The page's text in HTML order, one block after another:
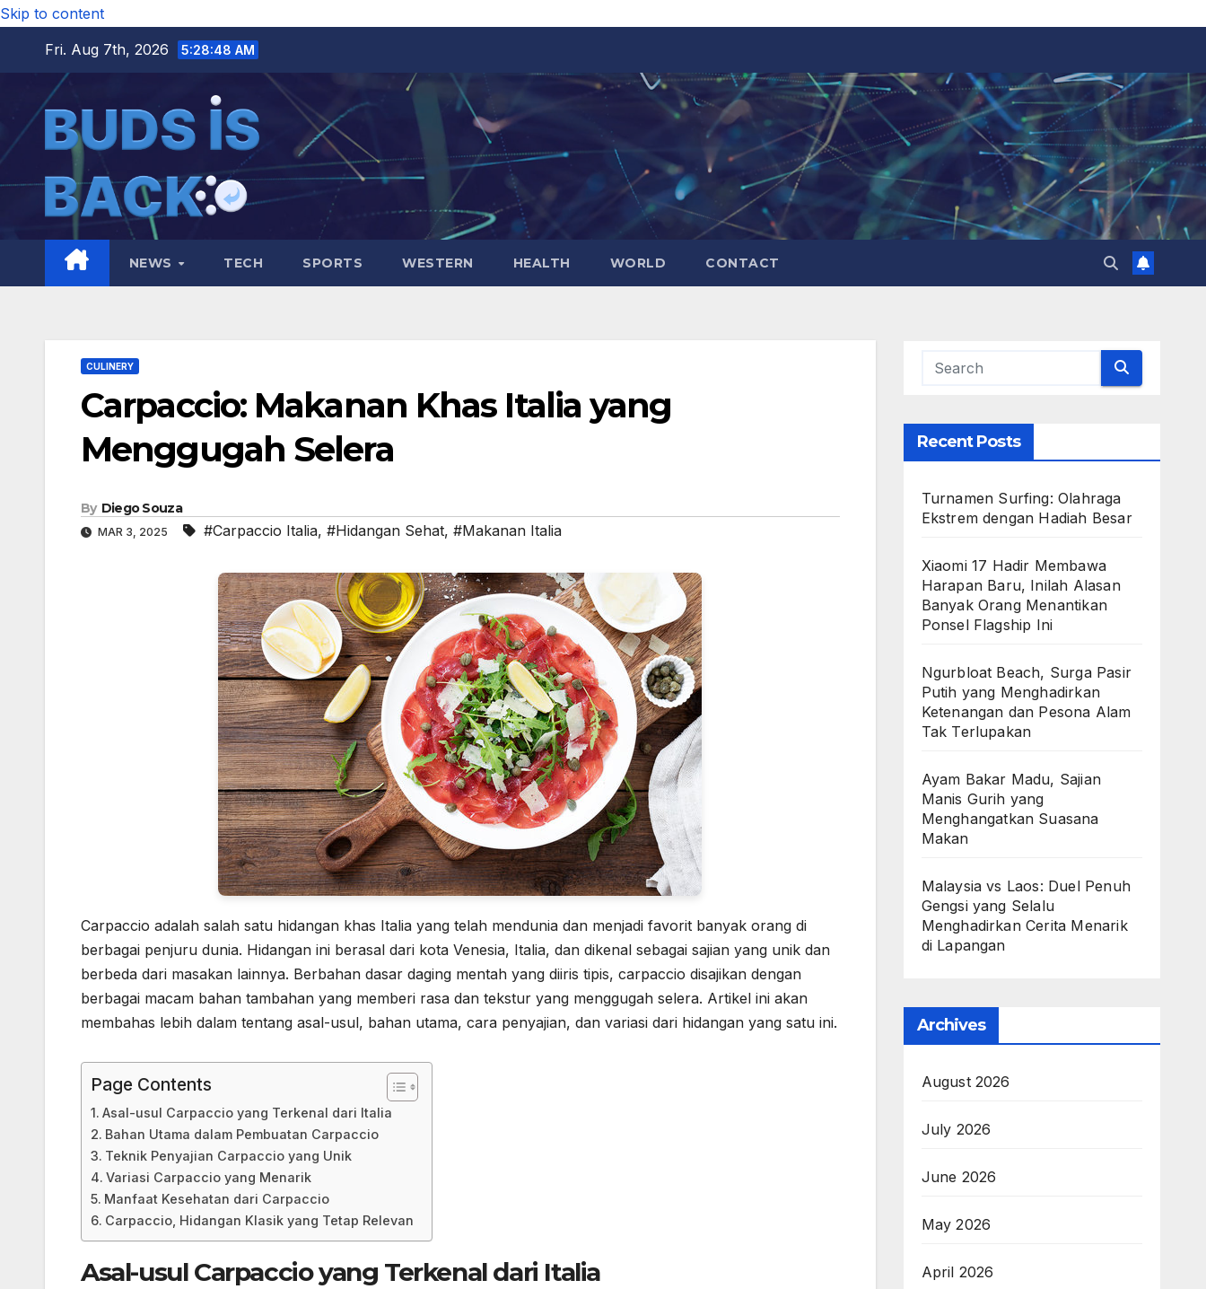
Skip to content
Fri. Aug 7th, 2026
5:28:49 AM
NEWS TECH SPORTS WESTERN HEALTH WORLD CONTACT
CULINERY
Carpaccio: Makanan Khas Italia yang
Menggugah Selera
By Diego Souza
MAR 3, 2025 #Carpaccio Italia, #Hidangan Sehat, #Makanan Italia
Carpaccio adalah salah satu hidangan khas Italia yang telah mendunia dan menjadi favorit banyak orang di
berbagai penjuru dunia. Hidangan ini berasal dari kota Venesia, Italia, dan dikenal sebagai sajian yang unik dan
berbeda dari masakan lainnya. Berbahan dasar daging mentah yang diiris tipis, carpaccio disajikan dengan
berbagai macam bahan tambahan yang memberi rasa dan tekstur yang menggugah selera. Artikel ini akan
membahas lebih dalam tentang asal-usul, bahan utama, cara penyajian, dan variasi dari hidangan yang satu ini.
Page Contents
Asal-usul Carpaccio yang Terkenal dari Italia
Bahan Utama dalam Pembuatan Carpaccio
Teknik Penyajian Carpaccio yang Unik
Variasi Carpaccio yang Menarik
Manfaat Kesehatan dari Carpaccio
Carpaccio, Hidangan Klasik yang Tetap Relevan
Asal-usul Carpaccio yang Terkenal dari Italia
Recent Posts
Turnamen Surfing: Olahraga
Ekstrem dengan Hadiah Besar
Xiaomi 17 Hadir Membawa
Harapan Baru, Inilah Alasan
Banyak Orang Menantikan
Ponsel Flagship Ini
Ngurbloat Beach, Surga Pasir
Putih yang Menghadirkan
Ketenangan dan Pesona Alam
Tak Terlupakan
Ayam Bakar Madu, Sajian
Manis Gurih yang
Menghangatkan Suasana
Makan
Malaysia vs Laos: Duel Penuh
Gengsi yang Selalu
Menghadirkan Cerita Menarik
di Lapangan
Archives
August 2026
July 2026
June 2026
May 2026
April 2026